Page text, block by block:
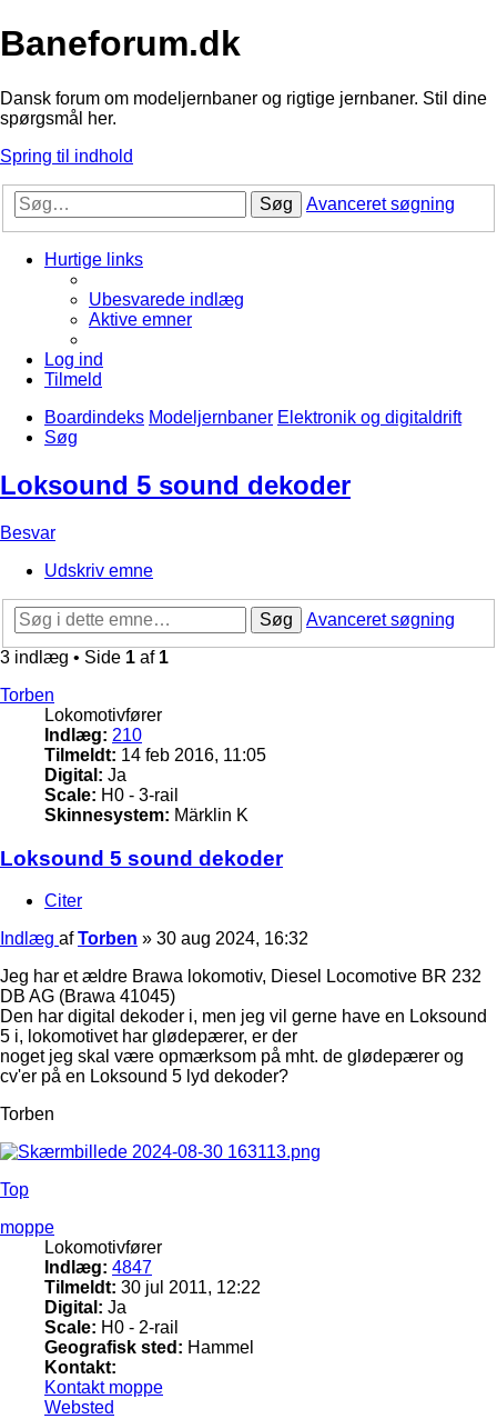
Baneforum.dk
Dansk forum om modeljernbaner og rigtige jernbaner. Stil dine
spørgsmål her.
Spring til indhold
Søg Avanceret søgning
Hurtige links
Ubesvarede indlæg
Aktive emner
Log ind
Tilmeld
Boardindeks Modeljernbaner Elektronik og digitaldrift
Søg
Loksound 5 sound dekoder
Besvar
Udskriv emne
Søg
Avanceret søgning
3 indlæg • Side 1 af 1
Torben
Lokomotivfører
Indlæg: 210
Tilmeldt: 14 feb 2016, 11:05
Digital: Ja
Scale: H0 - 3-rail
Skinnesystem: Märklin K
Loksound 5 sound dekoder
Citer
Indlæg afTorben » 30 aug 2024, 16:32
Jeg har et ældre Brawa lokomotiv, Diesel Locomotive BR 232
DB AG (Brawa 41045)
Den har digital dekoder i, men jeg vil gerne have en Loksound
5 i, lokomotivet har glødepærer, er der
noget jeg skal være opmærksom på mht. de glødepærer og
cv'er på en Loksound 5 lyd dekoder?
Torben
Top
moppe
Lokomotivfører
Indlæg: 4847
Tilmeldt: 30 jul 2011, 12:22
Digital: Ja
Scale: H0 - 2-rail
Geografisk sted: Hammel
Kontakt:
Kontakt moppe
Websted